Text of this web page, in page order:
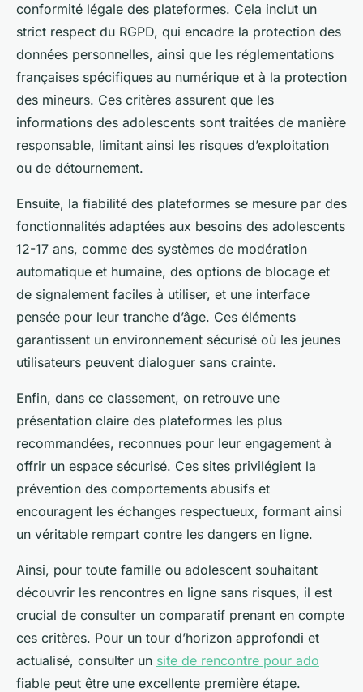
conformité légale des plateformes. Cela inclut un
strict respect du RGPD, qui encadre la protection des
données personnelles, ainsi que les réglementations
françaises spécifiques au numérique et à la protection
des mineurs. Ces critères assurent que les
informations des adolescents sont traitées de manière
responsable, limitant ainsi les risques d’exploitation
ou de détournement.
Ensuite, la fiabilité des plateformes se mesure par des
fonctionnalités adaptées aux besoins des adolescents
12-17 ans, comme des systèmes de modération
automatique et humaine, des options de blocage et
de signalement faciles à utiliser, et une interface
pensée pour leur tranche d’âge. Ces éléments
garantissent un environnement sécurisé où les jeunes
utilisateurs peuvent dialoguer sans crainte.
Enfin, dans ce classement, on retrouve une
présentation claire des plateformes les plus
recommandées, reconnues pour leur engagement à
offrir un espace sécurisé. Ces sites privilégient la
prévention des comportements abusifs et
encouragent les échanges respectueux, formant ainsi
un véritable rempart contre les dangers en ligne.
Ainsi, pour toute famille ou adolescent souhaitant
découvrir les rencontres en ligne sans risques, il est
crucial de consulter un comparatif prenant en compte
ces critères. Pour un tour d’horizon approfondi et
actualisé, consulter un site de rencontre pour ado
fiable peut être une excellente première étape.